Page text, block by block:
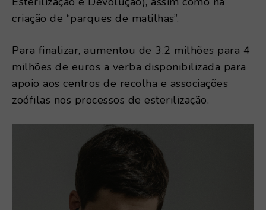
criação de “parques de matilhas”.
Para finalizar, aumentou de 3.2 milhões para 4
milhões de euros a verba disponibilizada para
apoio aos centros de recolha e associações
zoófilas nos processos de esterilização.